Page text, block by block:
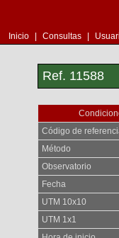
Inicio Consultas
Ref. 11588
Código de
Método
Observatorio
Fecha
UTM 10x10
UTM 1x1